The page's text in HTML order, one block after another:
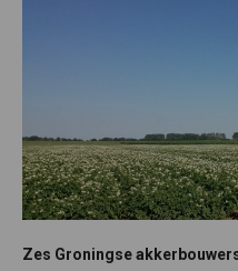
Zes Groningse